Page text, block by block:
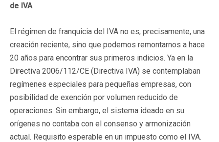
de IVA
El régimen de franquicia del IVA no es, precisamente, una
creación reciente, sino que podemos remontarnos a hace
20 años para encontrar sus primeros indicios. Ya en la
Directiva 2006/112/CE (Directiva IVA) se contemplaban
regímenes especiales para pequeñas empresas, con
posibilidad de exención por volumen reducido de
operaciones. Sin embargo, el sistema ideado en su
orígenes no contaba con el consenso y armonización
actual. Requisito esperable en un impuesto como el IVA.